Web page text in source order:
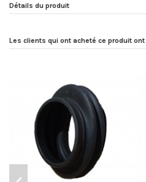
Détails du produit
Les clients qui ont acheté ce produit